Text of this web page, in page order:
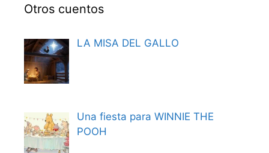
Otros cuentos
LA MISA DEL GALLO
Una fiesta para WINNIE THE
POOH